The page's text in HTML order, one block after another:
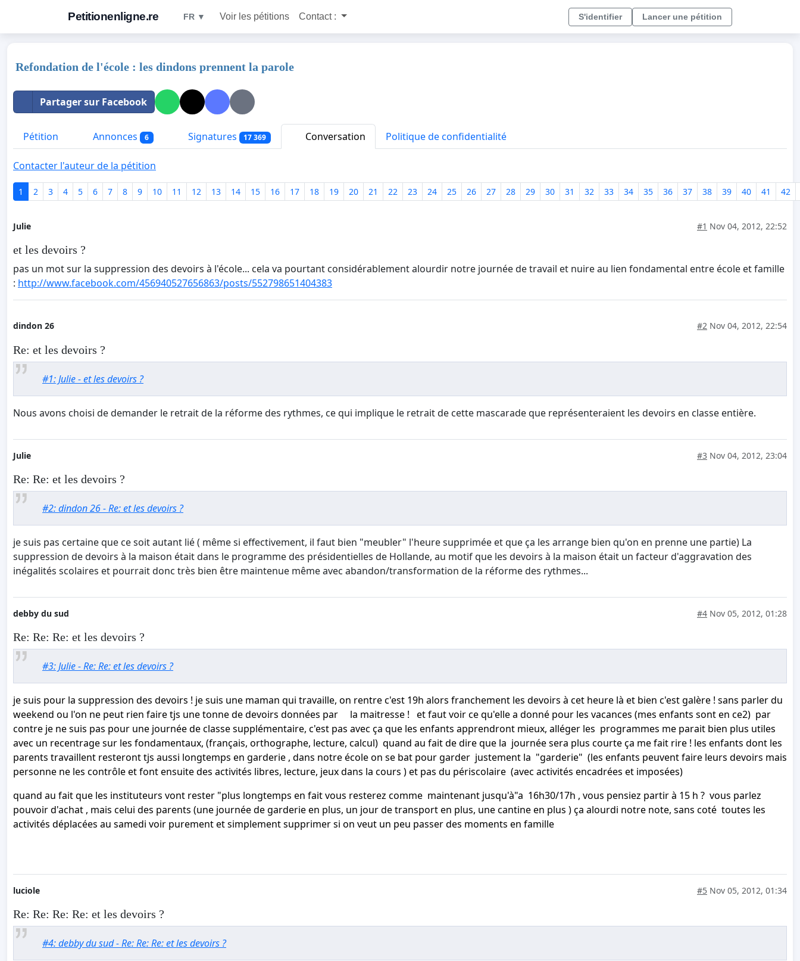
Petitionenligne.re FR ▼ Voir les pétitions Contact : S'identifier Lancer une pétition
Refondation de l'école : les dindons prennent la parole
Partager sur Facebook
Pétition Annonces 6 Signatures 17 369 Conversation Politique de confidentialité
Contacter l'auteur de la pétition
1 2 3 4 5 6 7 8 9 10 11 12 13 14 15 16 17 18 19 20 21 22 23 24 25 26 27 28 29 30 31 32 33 34 35 36 37 38 39 40 41 42
Julie #1 Nov 04, 2012, 22:52
et les devoirs ?
pas un mot sur la suppression des devoirs à l'école... cela va pourtant considérablement alourdir notre journée de travail et nuire au lien fondamental entre école et famille
: http://www.facebook.com/456940527656863/posts/552798651404383
dindon 26 #2 Nov 04, 2012, 22:54
Re: et les devoirs ?
#1: Julie - et les devoirs ?
Nous avons choisi de demander le retrait de la réforme des rythmes, ce qui implique le retrait de cette mascarade que représenteraient les devoirs en classe entière.
Julie #3 Nov 04, 2012, 23:04
Re: Re: et les devoirs ?
#2: dindon 26 - Re: et les devoirs ?
je suis pas certaine que ce soit autant lié ( même si effectivement, il faut bien "meubler" l'heure supprimée et que ça les arrange bien qu'on en prenne une partie) La
suppression de devoirs à la maison était dans le programme des présidentielles de Hollande, au motif que les devoirs à la maison était un facteur d'aggravation des
inégalités scolaires et pourrait donc très bien être maintenue même avec abandon/transformation de la réforme des rythmes...
debby du sud #4 Nov 05, 2012, 01:28
Re: Re: Re: et les devoirs ?
#3: Julie - Re: Re: et les devoirs ?
je suis pour la suppression des devoirs ! je suis une maman qui travaille, on rentre c'est 19h alors franchement les devoirs à cet heure là et bien c'est galère ! sans parler du
weekend ou l'on ne peut rien faire tjs une tonne de devoirs données par la maitresse ! et faut voir ce qu'elle a donné pour les vacances (mes enfants sont en ce2) par
contre je ne suis pas pour une journée de classe supplémentaire, c'est pas avec ça que les enfants apprendront mieux, alléger les programmes me parait bien plus utiles
avec un recentrage sur les fondamentaux, (français, orthographe, lecture, calcul) quand au fait de dire que la journée sera plus courte ça me fait rire ! les enfants dont les
parents travaillent resteront tjs aussi longtemps en garderie , dans notre école on se bat pour garder justement la "garderie" (les enfants peuvent faire leurs devoirs mais
personne ne les contrôle et font ensuite des activités libres, lecture, jeux dans la cours ) et pas du périscolaire (avec activités encadrées et imposées)
quand au fait que les instituteurs vont rester "plus longtemps en fait vous resterez comme maintenant jusqu'à"a 16h30/17h , vous pensiez partir à 15 h ? vous parlez
pouvoir d'achat , mais celui des parents (une journée de garderie en plus, un jour de transport en plus, une cantine en plus ) ça alourdi notre note, sans coté toutes les
activités déplacées au samedi voir purement et simplement supprimer si on veut un peu passer des moments en famille
luciole #5 Nov 05, 2012, 01:34
Re: Re: Re: Re: et les devoirs ?
#4: debby du sud - Re: Re: Re: et les devoirs ?